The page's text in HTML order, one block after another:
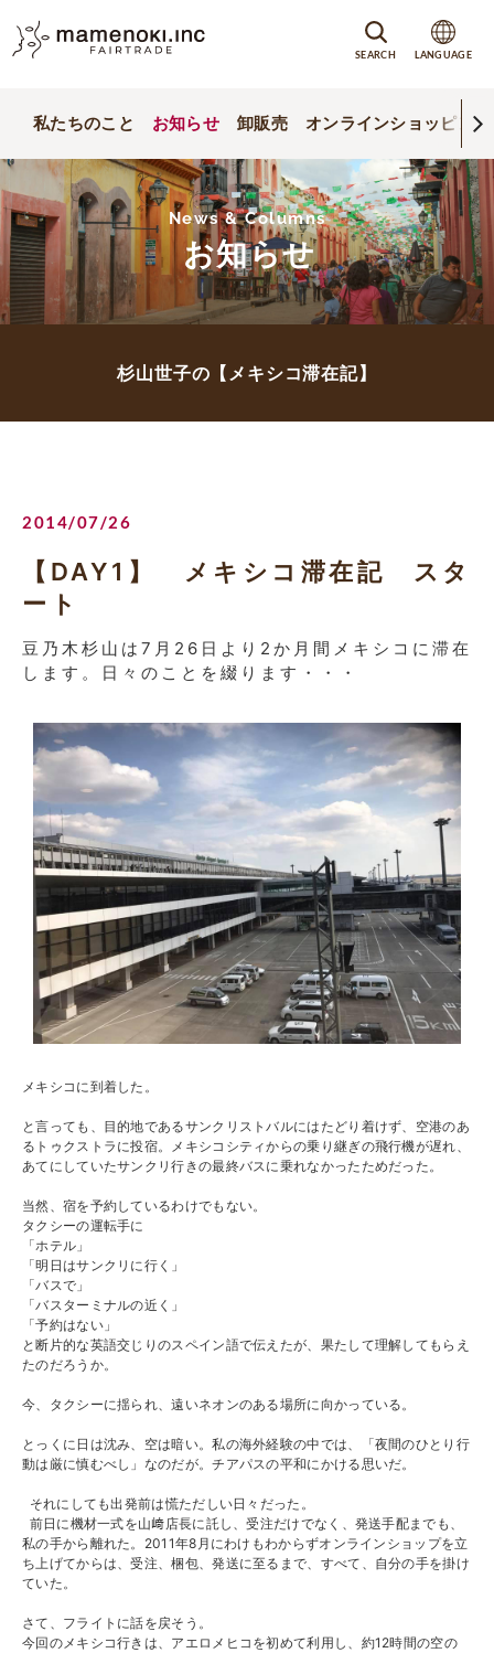
SEARCH LANGUAGE
私たちのこと お知らせ 卸販売 オンラインショッピング
News & Columns
お知らせ
杉山世子の【メキシコ滞在記】
2014/07/26
【DAY1】 メキシコ滞在記 スタ
ート
豆乃木杉山は7月26日より2か月間メキシコに滞在
します。日々のことを綴ります・・・
メキシコに到着した。
と言っても、目的地であるサンクリストバルにはたどり着けず、空港のあ
るトゥクストラに投宿。メキシコシティからの乗り継ぎの飛行機が遅れ、
あてにしていたサンクリ行きの最終バスに乗れなかったためだった。
当然、宿を予約しているわけでもない。
タクシーの運転手に
「ホテル」
「明日はサンクリに行く」
「バスで」
「バスターミナルの近く」
「予約はない」
と断片的な英語交じりのスペイン語で伝えたが、果たして理解してもらえ
たのだろうか。
今、タクシーに揺られ、遠いネオンのある場所に向かっている。
とっくに日は沈み、空は暗い。私の海外経験の中では、「夜間のひとり行
動は厳に慎むべし」なのだが。チアパスの平和にかける思いだ。
それにしても出発前は慌ただしい日々だった。
前日に機材一式を山﨑店長に託し、受注だけでなく、発送手配までも、
私の手から離れた。2011年8月にわけもわからずオンラインショップを立
ち上げてからは、受注、梱包、発送に至るまで、すべて、自分の手を掛け
ていた。
さて、フライトに話を戻そう。
今回のメキシコ行きは、アエロメヒコを初めて利用し、約12時間の空の